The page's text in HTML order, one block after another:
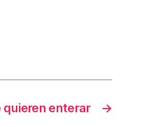
→
quieren enterar